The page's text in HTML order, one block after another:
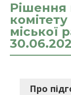
Рішення
міської
Про